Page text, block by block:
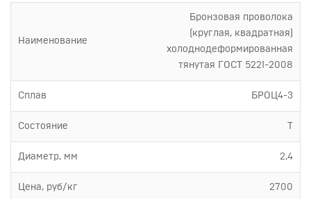
Наименование
Бронзовая проволока
(круглая, квадратная)
холоднодеформированная
тянутая ГОСТ 5221-2008
Сплав БРОЦ4-3
Состояние
Диаметр, мм 2,4
Цена, руб/кг 2700